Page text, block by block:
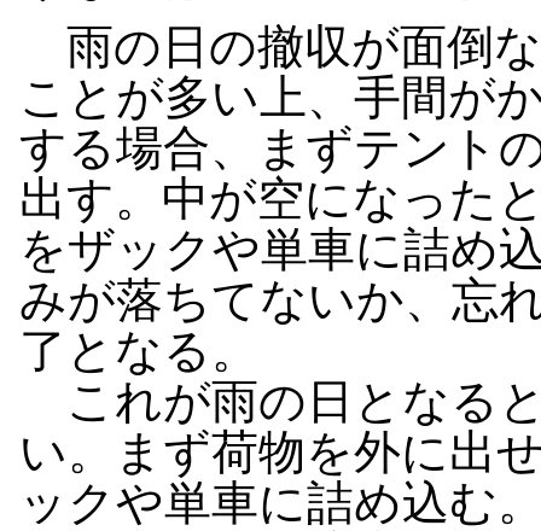
雨の日の撤収が面倒
ことが多い上、手間が
する場合、まずテント
出す。中が空になった
をザックや単車に詰め
みが落ちてないか、忘
了となる。
これが雨の日となる
い。まず荷物を外に出
ックや単車に詰め込む